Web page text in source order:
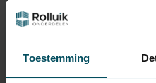
Toestemming
faire le bon
Demandez-nous